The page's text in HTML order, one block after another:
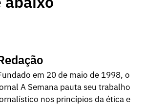
em 20 de maio de 1998, o
A Semana pauta seu trabalho
nos princípios da ética e